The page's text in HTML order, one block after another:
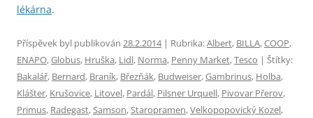
lékárna.
Příspěvek byl publikován 28.2.2014| Rubrika:Albert, BILLA,COOP,
ENAPO,Globus, Hruška, Lidl, Norma, Penny Market,Tesco | Štítky:
Bakalář, Bernard, Braník, Březňák, Budweiser,Gambrinus, Holba,
Klášter, Krušovice, Litovel, Pardál, Pilsner Urquell, Pivovar Přerov,
Primus, Radegast,Samson,Staropramen,Velkopopovický Kozel,